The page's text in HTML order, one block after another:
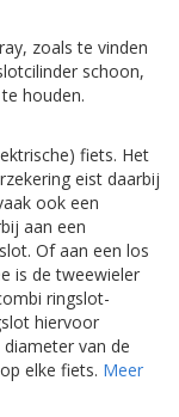
zoals te vinden
schoon,
houden.
fiets. Het
eist daarbij
ook een
aan een
Of aan een los
is de tweewieler
ringslot-
hiervoor
van de
elke fiets. Meer